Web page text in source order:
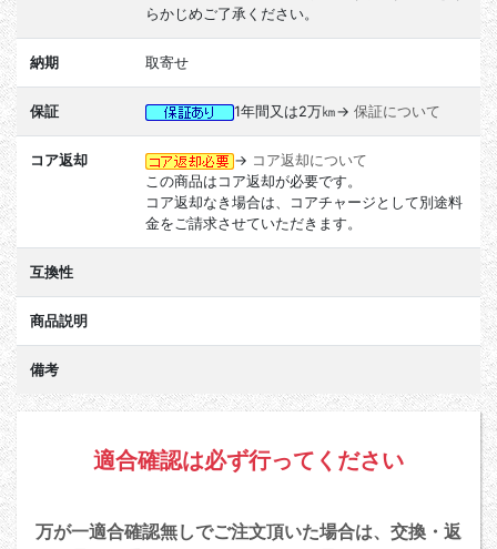
らかじめご了承ください。
納期 取寄せ
保証 1年間又は2万㎞→ 保証について
コア返却 → コア返却について
この商品はコア返却が必要です。
コア返却なき場合は、コアチャージとして別途料
金をご請求させていただきます。
互換性
商品説明
備考
適合確認は必ず行ってください
万が一適合確認無しでご注文頂いた場合は、交換・返